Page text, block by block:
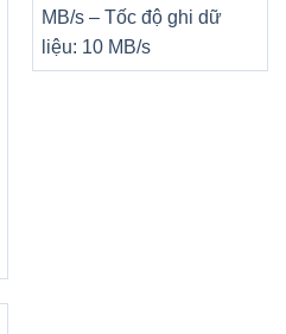
MB/s – Tốc độ ghi dữ
liệu: 10 MB/s